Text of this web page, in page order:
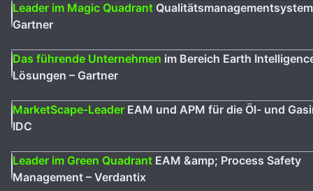
Leader im Magic Quadrant
Gartner
Das führende Unternehmen im Bereich Earth
Lösungen – Gartner
MarketScape-Leader EAM und APM für die Öl- und
IDC
Leader im Green Quadrant EAM &amp; Process Safety
Management – Verdantix